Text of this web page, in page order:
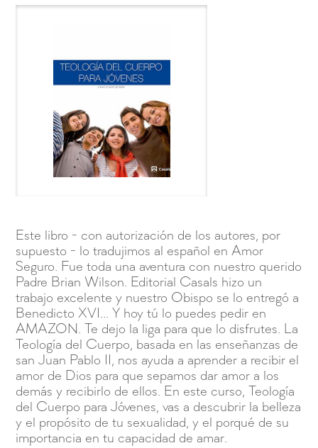
Este libro - con autorización de los autores, por
supuesto - lo tradujimos al español en Amor
Seguro. Fue toda una aventura con nuestro querido
Padre Brian Wilson. Editorial Casals hizo un
trabajo excelente y nuestro Obispo se lo entregó a
Benedicto XVI... Y hoy tú lo puedes pedir en
AMAZON. Te dejo la liga para que lo disfrutes. La
Teología del Cuerpo, basada en las enseñanzas de
san Juan Pablo II, nos ayuda a aprender a recibir el
amor de Dios para que sepamos dar amor a los
demás y recibirlo de ellos. En este curso, Teología
del Cuerpo para Jóvenes, vas a descubrir la belleza
y el propósito de tu sexualidad, y el porqué de su
importancia en tu capacidad de amar.